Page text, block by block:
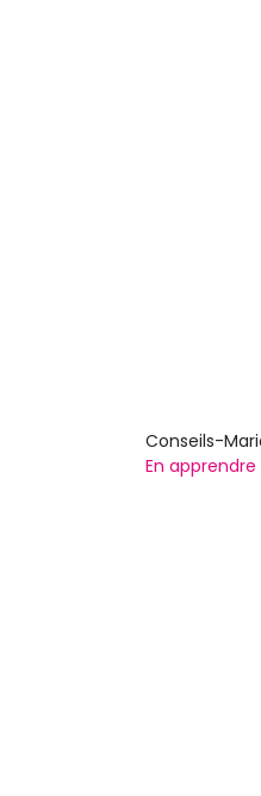
Conseils-
En apprendre